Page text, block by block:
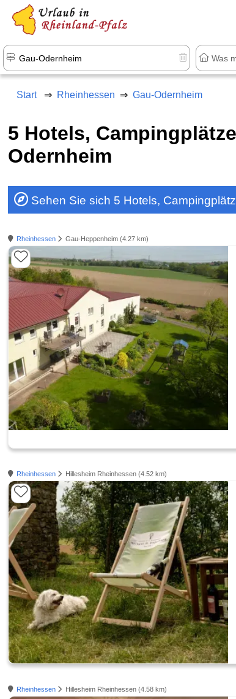
Start Rheinhessen Gau-Odernheim
5 Hotels,
Odernheim
Sehen Sie sich 5 Hotels,
Rheinhessen Gau-Heppenheim (4.27 km)
Rheinhessen Hillesheim Rheinhessen (4.52 km)
Rheinhessen Hillesheim Rheinhessen (4.58 km)